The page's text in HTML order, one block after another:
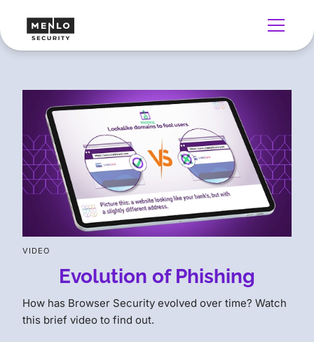
VIDEO
Evolution of Phishing
How has Browser Security evolved over time? Watch
this brief video to find out.